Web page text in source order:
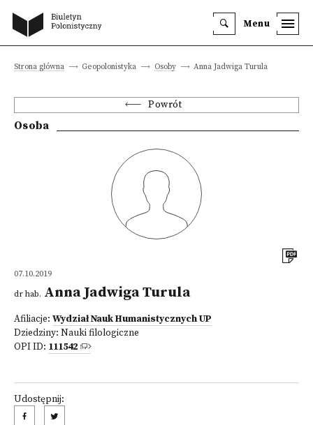
Menu
Strona główna Geopolonistyka Osoby Anna Jadwiga Turula
Powrót
Osoba
07.10.2019
dr hab. Anna Jadwiga Turula
Afiliacje: Wydział Nauk Humanistycznych UP
Dziedziny: Nauki filologiczne
OPI ID: 111542
Udostępnij: